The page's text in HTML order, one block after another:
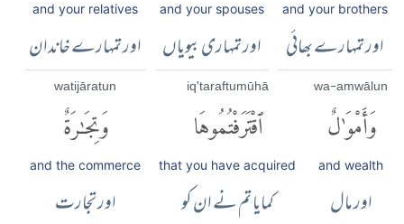
and your brothers
اور تمہارے بھائی
and your spouses
اور تمہاری بیویاں
and your relatives
اور تمہارے خاندان
wa-amwālun
وَأَمْوَٰلٌ
and wealth
اور مال
iq'taraftumūhā
ٱقْتَرَفْتُمُوهَا
that you have acquired
کمایا تم نے ان کو
watijāratun
وَتِجَٰرَةٌ
and the commerce
اور تجارت